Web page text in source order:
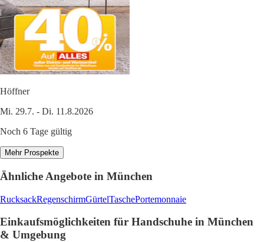
Höffner
Mi. 29.7. - Di. 11.8.2026
Noch 6 Tage gültig
Mehr Prospekte
Ähnliche Angebote in München
RucksackRegenschirmGürtelTaschePortemonnaie
Einkaufsmöglichkeiten für Handschuhe in München
& Umgebung